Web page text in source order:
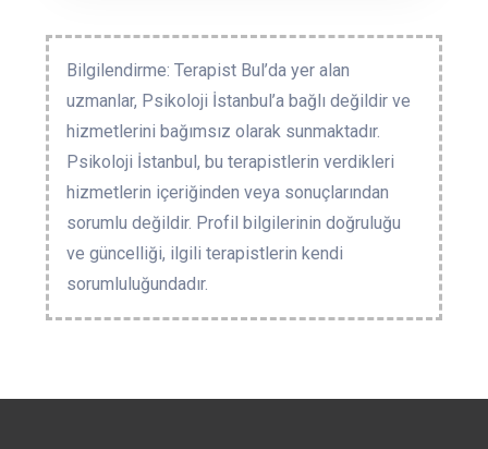
Bilgilendirme: Terapist Bul’da yer alan
uzmanlar, Psikoloji İstanbul’a bağlı değildir ve
hizmetlerini bağımsız olarak sunmaktadır.
Psikoloji İstanbul, bu terapistlerin verdikleri
hizmetlerin içeriğinden veya sonuçlarından
sorumlu değildir. Profil bilgilerinin doğruluğu
ve güncelliği, ilgili terapistlerin kendi
sorumluluğundadır.